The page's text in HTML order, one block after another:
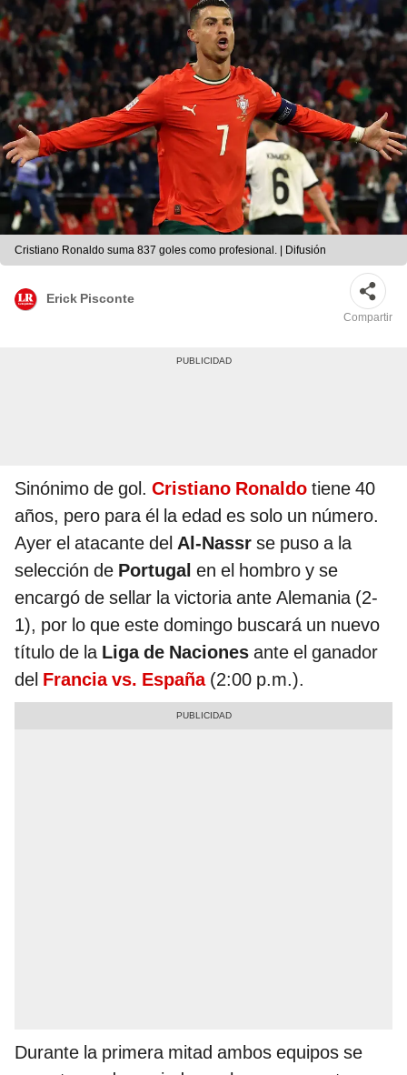
Cristiano Ronaldo suma 837 goles como profesional. | Difusión
Erick Pisconte
Compartir
Sinónimo de gol. Cristiano Ronaldo tiene 40
años, pero para él la edad es solo un número.
Ayer el atacante del Al-Nassr se puso a la
selección de Portugal en el hombro y se
encargó de sellar la victoria ante Alemania (2-
1), por lo que este domingo buscará un nuevo
título de la Liga de Naciones ante el ganador
del Francia vs. España(2:00 p.m.).
Durante la primera mitad ambos equipos se